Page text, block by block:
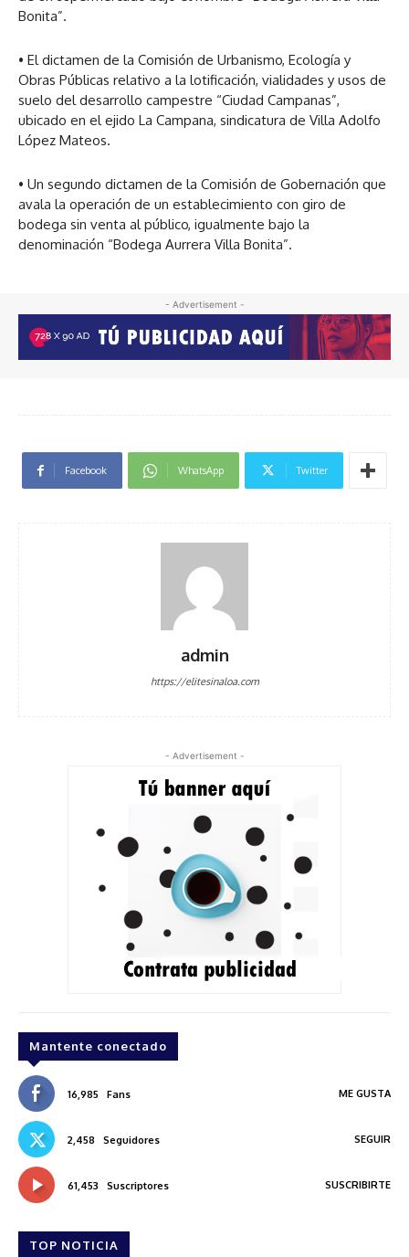
Bonita”.
• El dictamen de la Comisión de Urbanismo, Ecología y
Obras Públicas relativo a la lotificación, vialidades y usos de
suelo del desarrollo campestre “Ciudad Campanas”,
ubicado en el ejido La Campana, sindicatura de Villa Adolfo
López Mateos.
• Un segundo dictamen de la Comisión de Gobernación que
avala la operación de un establecimiento con giro de
bodega sin venta al público, igualmente bajo la
denominación “Bodega Aurrera Villa Bonita”.
- Advertisement -
Facebook WhatsApp Twitter
admin
https://elitesinaloa.com
- Advertisement -
Mantente conectado
16,985 Fans ME GUSTA
2,458 Seguidores SEGUIR
61,453 Suscriptores SUSCRIBIRTE
TOP NOTICIA